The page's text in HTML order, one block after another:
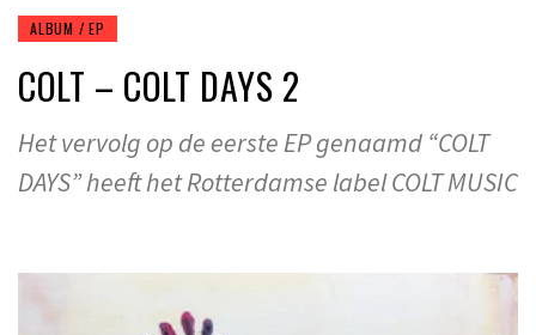
ALBUM / EP
COLT – COLT DAYS 2
Het vervolg op de eerste EP genaamd “COLT
DAYS” heeft het Rotterdamse label COLT MUSIC